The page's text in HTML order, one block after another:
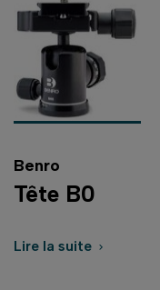
Benro
Tête B0
Lire la suite 